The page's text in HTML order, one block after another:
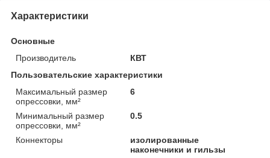
Характеристики
Основные
Производитель
КВТ
Пользовательские характеристики
Максимальный размер
опрессовки, мм²
6
Минимальный размер
опрессовки, мм²
0.5
Коннекторы
изолированные
наконечники и гильзы